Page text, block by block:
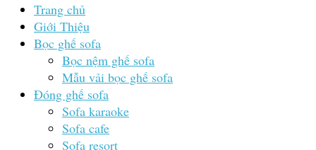
Trang chủ
Giới Thiệu
Bọc ghế sofa
Bọc nệm ghế sofa
Mẫu vải bọc ghế sofa
Đóng ghế sofa
Sofa karaoke
Sofa cafe
Sofa resort